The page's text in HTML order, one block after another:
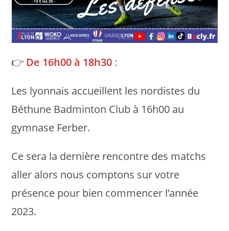
👉 De 16h00 à 18h30 :
Les lyonnais accueillent les nordistes du
Béthune Badminton Club à 16h00 au
gymnase Ferber.
Ce sera la dernière rencontre des matchs
aller alors nous comptons sur votre
présence pour bien commencer l’année
2023.